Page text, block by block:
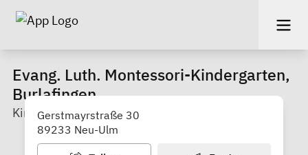
Evang. Luth. Montessori-Kindergarten,
Burlafingen
Kindergarten
Gerstmayrstraße 30
89233 Neu-Ulm